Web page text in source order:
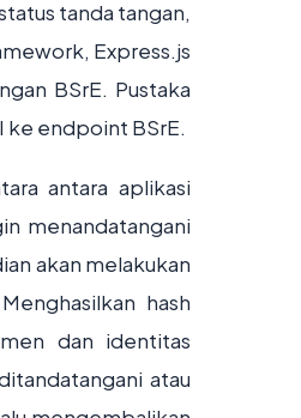
tanda tangan,
Express.js
BSrE. Pustaka
ke endpoint BSrE.
antara aplikasi
menandatangani
akan melakukan
hash
dan identitas
atau